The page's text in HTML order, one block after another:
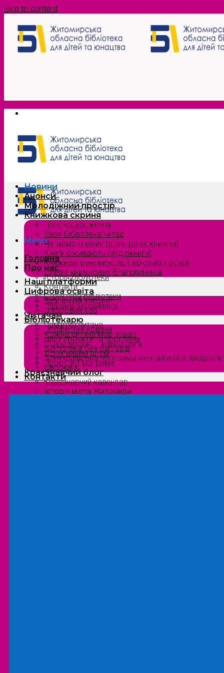
Skip to content
Menu
Головна
Про нас
Історія бібліотеки
Контакти
Структура бібліотеки
Офіційна інформація
Читачам
Пам’ятка читача
Кожна дитина має право
Єдина країна — єдина сім’я
Допитливим дітям
Проєкти/Програми
Краєзнавчий блог
Краєзнавчий календар
Історія міста Житомира
Новини
Анонси
Молодіжний простір
Книжкова скриня
Нові надходження
Твоя бібліотека читає
Читаємо онлайн (електронні книжки)
Книги оживають (аудіокниги)
Книжкові рекомендації зіркових гостей
Сузірʼя книжкових благодійників
Наші платформи
Цифрова освіта
Безпечний інтернет
Цифровий хаб
Бібліотекарю
Професійні новини
Наші проєкти та програми
Бібліотека без бар’єрів
Всеукраїнська програма ментального здоров’я
Євроквіз
Контакти